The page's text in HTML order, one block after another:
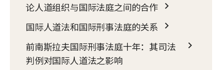
论人道组织与国际法庭之间的合作
国际人道法和国际刑事法庭的关系
前南斯拉夫国际刑事法庭十年：其司法
判例对国际人道法之影响